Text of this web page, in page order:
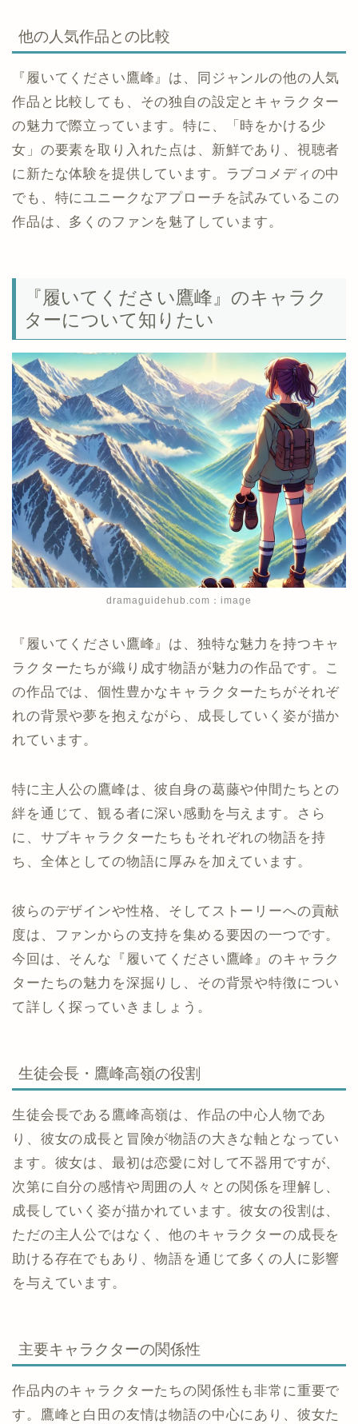
他の人気作品との比較
『履いてください鷹峰』は、同ジャンルの他の人気
作品と比較しても、その独自の設定とキャラクター
の魅力で際立っています。特に、「時をかける少
女」の要素を取り入れた点は、新鮮であり、視聴者
に新たな体験を提供しています。ラブコメディの中
でも、特にユニークなアプローチを試みているこの
作品は、多くのファンを魅了しています。
『履いてください鷹峰』のキャラク
ターについて知りたい
dramaguidehub.com：image
『履いてください鷹峰』は、独特な魅力を持つキャ
ラクターたちが織り成す物語が魅力の作品です。こ
の作品では、個性豊かなキャラクターたちがそれぞ
れの背景や夢を抱えながら、成長していく姿が描か
れています。
特に主人公の鷹峰は、彼自身の葛藤や仲間たちとの
絆を通じて、観る者に深い感動を与えます。さら
に、サブキャラクターたちもそれぞれの物語を持
ち、全体としての物語に厚みを加えています。
彼らのデザインや性格、そしてストーリーへの貢献
度は、ファンからの支持を集める要因の一つです。
今回は、そんな『履いてください鷹峰』のキャラク
ターたちの魅力を深掘りし、その背景や特徴につい
て詳しく探っていきましょう。
生徒会長・鷹峰高嶺の役割
生徒会長である鷹峰高嶺は、作品の中心人物であ
り、彼女の成長と冒険が物語の大きな軸となってい
ます。彼女は、最初は恋愛に対して不器用ですが、
次第に自分の感情や周囲の人々との関係を理解し、
成長していく姿が描かれています。彼女の役割は、
ただの主人公ではなく、他のキャラクターの成長を
助ける存在でもあり、物語を通じて多くの人に影響
を与えています。
主要キャラクターの関係性
作品内のキャラクターたちの関係性も非常に重要で
す。鷹峰と白田の友情は物語の中心にあり、彼女た